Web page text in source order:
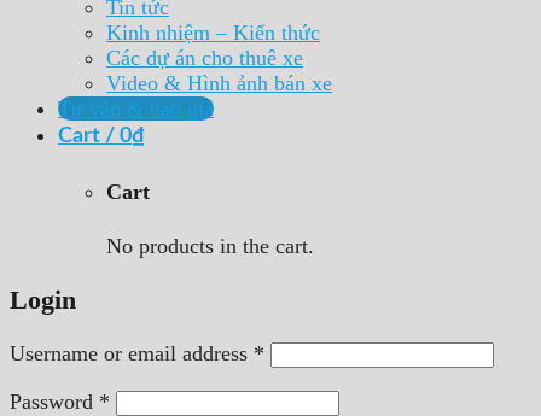
Tin tức
Kinh nhiệm – Kiến thức
Các dự án cho thuê xe
Video & Hình ảnh bán xe
Tư vấn & báo giá
Cart / 0₫
Cart
No products in the cart.
Login
Username or email address *
Password *